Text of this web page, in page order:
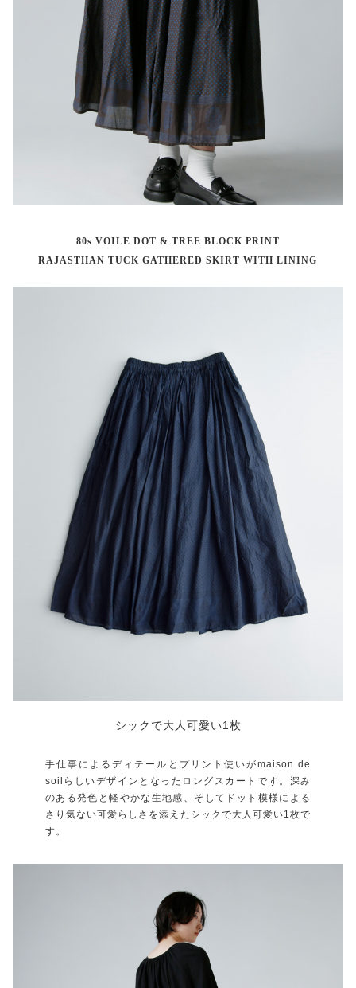
80s VOILE DOT & TREE BLOCK PRINT
RAJASTHAN TUCK GATHERED SKIRT WITH LINING
シックで大人可愛い1枚
手仕事によるディテールとプリント使いがmaison de
soilらしいデザインとなったロングスカートです。深み
のある発色と軽やかな生地感、そしてドット模様による
さり気ない可愛らしさを添えたシックで大人可愛い1枚で
す。